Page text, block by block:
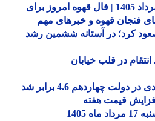
فال قهوه امروز جمعه 16 مرداد 1405 | فال قهوه امروز برای
قهوه و خبرهای مهم
دلار صعود کرد؛ در آستانه ششمین رشد
در قلب خیابان
4.6 برابر شد
قیمت هفته